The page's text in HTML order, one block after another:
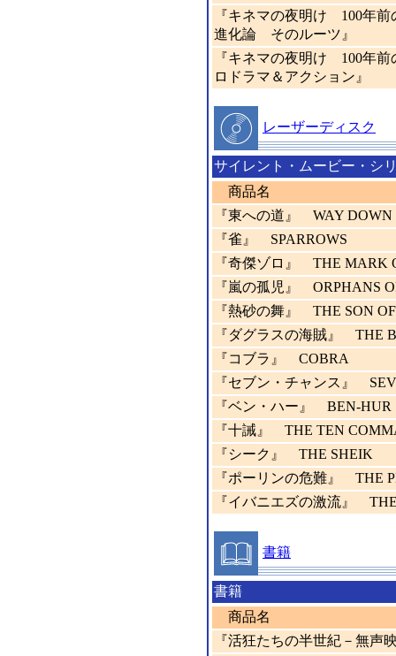
『キネマの夜明け 100年
進化論 そのルーツ』
『キネマの夜明け 100年
ロドラマ＆アクション』
レーザーディスク
サイレント・ムービー・シ
商品名
『東への道』 WAY DOWN
『雀』 SPARROWS
『奇傑ゾロ』 THE MARK
『嵐の孤児』 ORPHANS
『熱砂の舞』 THE SON
『ダグラスの海賊』 THE
『コブラ』 COBRA
『セブン・チャンス』
『ベン・ハー』 BEN-HUR
『十誡』 THE TEN
『シーク』 THE SHEIK
『ポーリンの危難』 THE
『イバニエズの激流』
書籍
書籍
商品名
『活狂たちの半世紀－無声